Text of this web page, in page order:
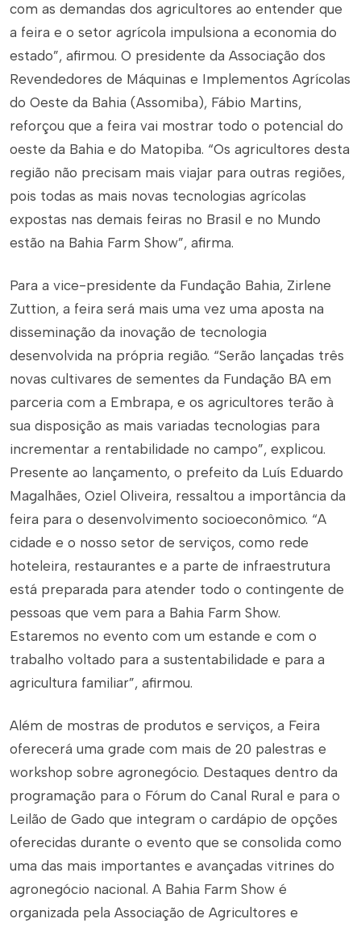
com as demandas dos agricultores ao entender que
a feira e o setor agrícola impulsiona a economia do
estado”, afirmou. O presidente da Associação dos
Revendedores de Máquinas e Implementos Agrícolas
do Oeste da Bahia (Assomiba), Fábio Martins,
reforçou que a feira vai mostrar todo o potencial do
oeste da Bahia e do Matopiba. “Os agricultores desta
região não precisam mais viajar para outras regiões,
pois todas as mais novas tecnologias agrícolas
expostas nas demais feiras no Brasil e no Mundo
estão na Bahia Farm Show”, afirma.
Para a vice-presidente da Fundação Bahia, Zirlene
Zuttion, a feira será mais uma vez uma aposta na
disseminação da inovação de tecnologia
desenvolvida na própria região. “Serão lançadas três
novas cultivares de sementes da Fundação BA em
parceria com a Embrapa, e os agricultores terão à
sua disposição as mais variadas tecnologias para
incrementar a rentabilidade no campo”, explicou.
Presente ao lançamento, o prefeito da Luís Eduardo
Magalhães, Oziel Oliveira, ressaltou a importância da
feira para o desenvolvimento socioeconômico. “A
cidade e o nosso setor de serviços, como rede
hoteleira, restaurantes e a parte de infraestrutura
está preparada para atender todo o contingente de
pessoas que vem para a Bahia Farm Show.
Estaremos no evento com um estande e com o
trabalho voltado para a sustentabilidade e para a
agricultura familiar”, afirmou.
Além de mostras de produtos e serviços, a Feira
oferecerá uma grade com mais de 20 palestras e
workshop sobre agronegócio. Destaques dentro da
programação para o Fórum do Canal Rural e para o
Leilão de Gado que integram o cardápio de opções
oferecidas durante o evento que se consolida como
uma das mais importantes e avançadas vitrines do
agronegócio nacional. A Bahia Farm Show é
organizada pela Associação de Agricultores e